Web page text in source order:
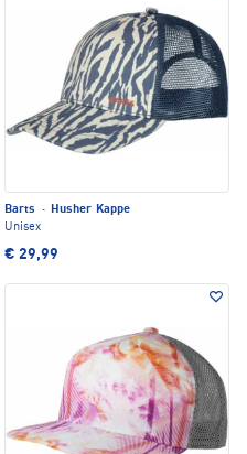
Barts · Husher Kappe
Unisex
€ 29,99